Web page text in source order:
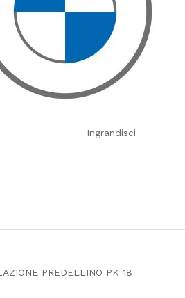
Ingrandisci
PREDELLINO PK 18